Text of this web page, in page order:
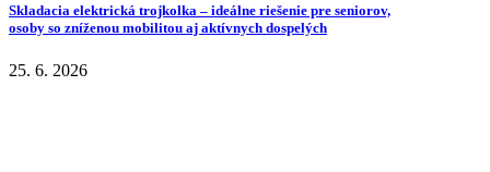
Skladacia elektrická trojkolka – ideálne riešenie pre seniorov,
osoby so zníženou mobilitou aj aktívnych dospelých
25. 6. 2026